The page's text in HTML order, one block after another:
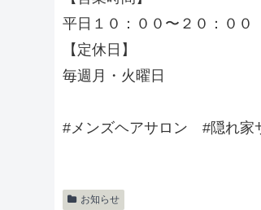
平日１０：００〜２０：０
【定休日】
毎週月・火曜日
#メンズヘアサロン #隠れ
お知らせ